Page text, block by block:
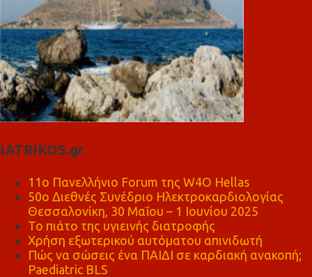
IATRIKOS.gr
11ο Πανελλήνιο Forum της W4O Hellas
50ο Διεθνές Συνέδριο Ηλεκτροκαρδιολογίας
Θεσσαλονίκη, 30 Μαΐου – 1 Ιουνίου 2025
Το πιάτο της υγιεινής διατροφής
Χρήση εξωτερικού αυτόματου απινιδωτή
Πώς να σώσεις ένα ΠΑΙΔΙ σε καρδιακή ανακοπή;
Paediatric BLS